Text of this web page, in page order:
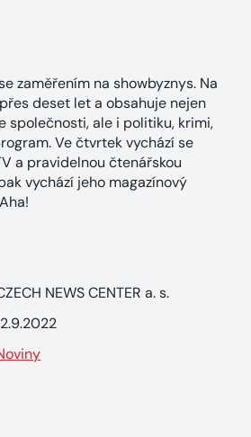
zaměřením na showbyznys. Na
deset let a obsahuje nejen
společnosti, ale i politiku, krimi,
Ve čtvrtek vychází se
a pravidelnou čtenářskou
vychází jeho magazínový
NEWS CENTER a. s.